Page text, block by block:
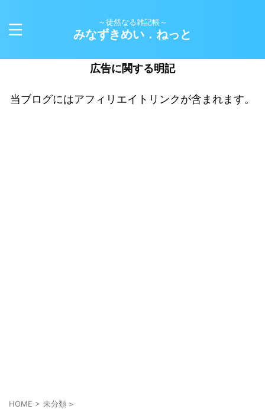
～徒然なる雑記帳～
みなずきめい．ねっと
広告に関する明記
当ブログにはアフィリエイトリンクが含まれます。
HOME > 未分類 >